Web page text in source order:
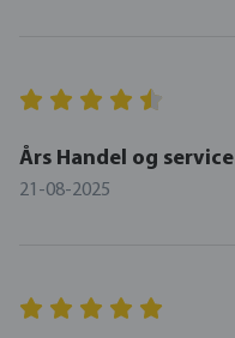
Års Handel og service
21-08-2025